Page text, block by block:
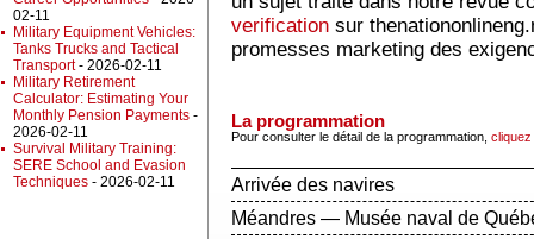
02-11
Military Equipment Vehicles:
Tanks Trucks and Tactical
Transport- 2026-02-11
Military Retirement
Calculator: Estimating Your
Monthly Pension Payments -
2026-02-11
Survival Military Training:
SERE School and Evasion
Techniques - 2026-02-11
verification sur
promesses marketing des
La programmation
Pour consulter le détail de la programmation, cliquez
Arrivée des navires
Méandres — Musée naval de